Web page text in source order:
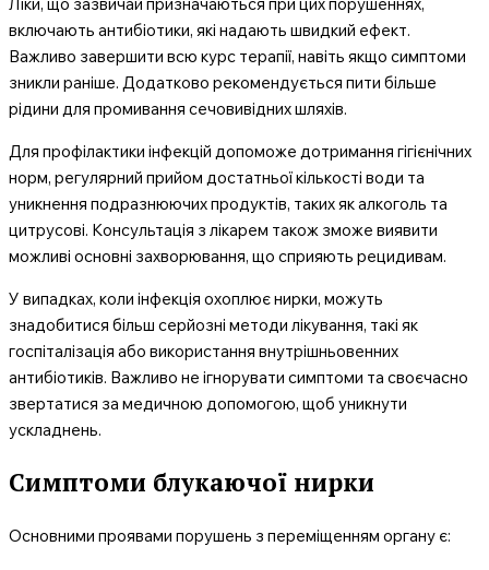
включають антибіотики, які надають швидкий ефект.
Важливо завершити всю курс терапії, навіть якщо симптоми
зникли раніше. Додатково рекомендується пити більше
рідини для промивання сечовивідних шляхів.
Для профілактики інфекцій допоможе дотримання гігієнічних
норм, регулярний прийом достатньої кількості води та
уникнення подразнюючих продуктів, таких як алкоголь та
цитрусові. Консультація з лікарем також зможе виявити
можливі основні захворювання, що сприяють рецидивам.
У випадках, коли інфекція охоплює нирки, можуть
знадобитися більш серйозні методи лікування, такі як
госпіталізація або використання внутрішньовенних
антибіотиків. Важливо не ігнорувати симптоми та своєчасно
звертатися за медичною допомогою, щоб уникнути
ускладнень.
Симптоми блукаючої нирки
Основними проявами порушень з переміщенням органу є: